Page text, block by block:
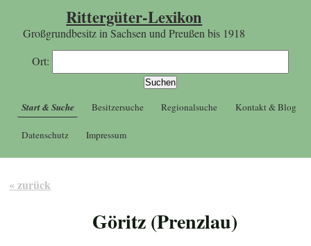
Rittergüter-Lexikon
Großgrundbesitz in Sachsen und Preußen bis 1918
Ort:
Start & Suche Besitzersuche Regionalsuche Kontakt & Blog
Datenschutz Impressum
« zurück
Göritz (Prenzlau)